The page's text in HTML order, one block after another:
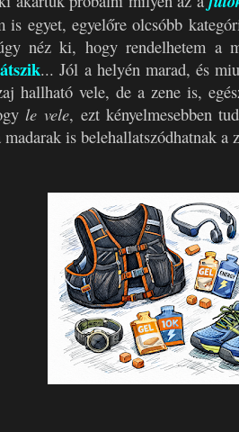
is egyet, egyelőre olcsóbb
néz ki, hogy rendelhetem a
... Jól a helyén marad, és
hallható vele, de a zene is,
le vele, ezt kényelmesebben
madarak is belehallatszódhatnak a